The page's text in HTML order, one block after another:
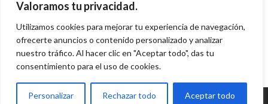
Valoramos tu privacidad.
Utilizamos cookies para mejorar tu experiencia de navegación,
ofrecerte anuncios o contenido personalizado y analizar
nuestro tráfico. Al hacer clic en "Aceptar todo", das tu
consentimiento para el uso de cookies.
Personalizar Rechazar todo Aceptar todo
Agenda alcances de la Ley de Garantías, que
Diana Becerra sábado noviembre 22, 2025